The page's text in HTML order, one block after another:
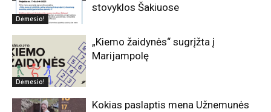
Dėmesio!
stovyklos Šakiuose
Dėmesio!
„Kiemo žaidynės“ sugrįžta į
Marijampolę
Kokias paslaptis mena Užnemunės